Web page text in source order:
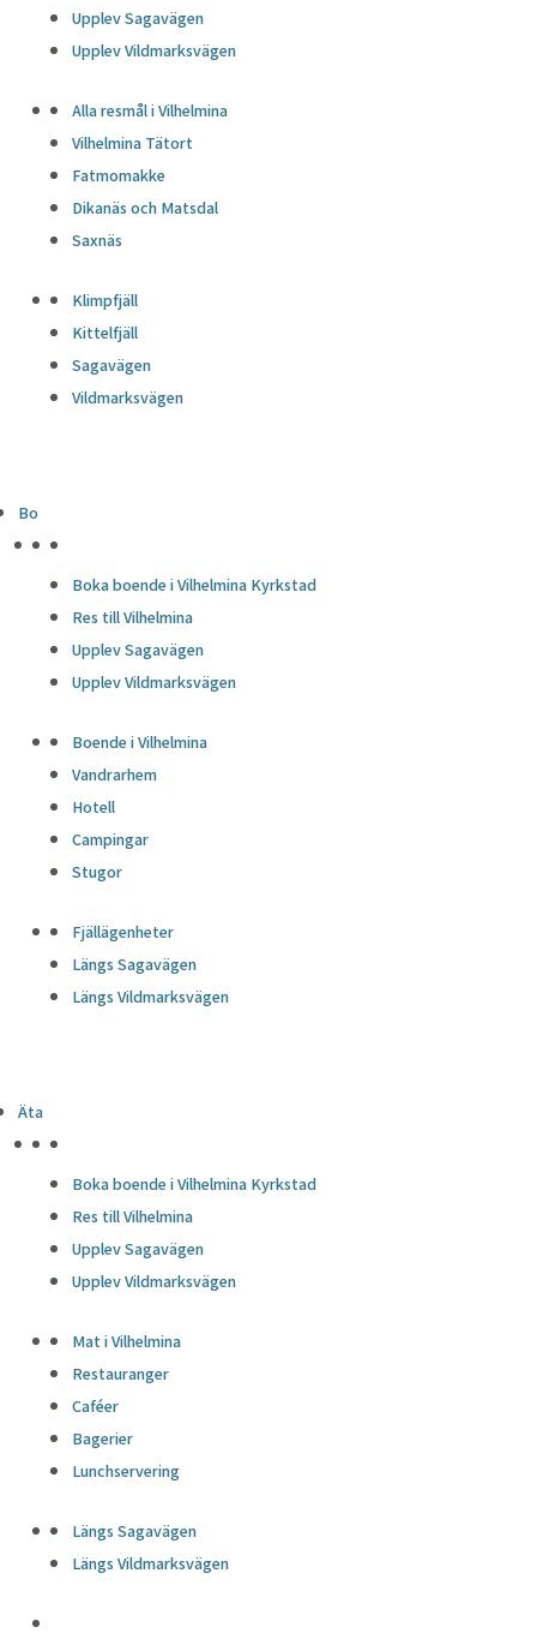
Upplev Sagavägen
Upplev Vildmarksvägen
Alla resmål i Vilhelmina
Vilhelmina Tätort
Fatmomakke
Dikanäs och Matsdal
Saxnäs
Klimpfjäll
Kittelfjäll
Sagavägen
Vildmarksvägen
Bo
Boka boende i Vilhelmina Kyrkstad
Res till Vilhelmina
Upplev Sagavägen
Upplev Vildmarksvägen
Boende i Vilhelmina
Vandrarhem
Hotell
Campingar
Stugor
Fjällägenheter
Längs Sagavägen
Längs Vildmarksvägen
Äta
Boka boende i Vilhelmina Kyrkstad
Res till Vilhelmina
Upplev Sagavägen
Upplev Vildmarksvägen
Mat i Vilhelmina
Restauranger
Caféer
Bagerier
Lunchservering
Längs Sagavägen
Längs Vildmarksvägen